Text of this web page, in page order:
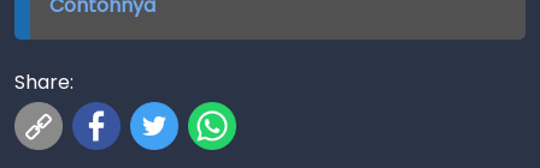
Share: